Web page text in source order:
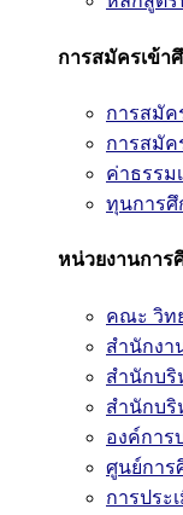
การสมัครเข้า
การสมั
การสมั
ค่าธรรม
ทุนการศึ
หน่วยงานการ
คณะ วิท
สำนักงา
สำนักบริ
สำนักบริ
องค์การ
ศูนย์การ
การประ